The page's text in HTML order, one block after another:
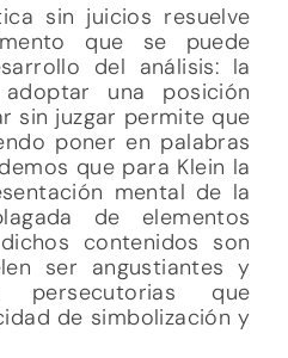
sin juicios resuelve
que se puede
del análisis: la
una posición
sin juzgar permite que
poner en palabras
que para Klein la
mental de la
de elementos
contenidos son
ser angustiantes y
persecutorias que
de simbolización y